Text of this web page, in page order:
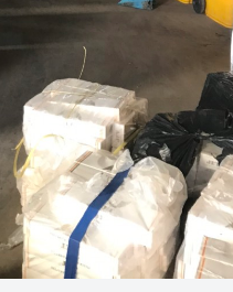
Đọc báo giúp
thương mại Khu vực miền
Khu vực miền
Khu vực miền
nước ngoài Hiệp định
Thị trường
Thị trường
trong nước
Công Thương đưa nghị
XIV của Đảng vào cuộc
công nghiệpCông nghiệp
Chính sách
năng lượng